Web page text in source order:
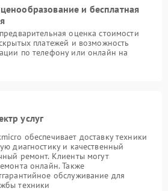
и бесплатная
оценка стоимости
платежей и возможность
по телефону или онлайн на
услуг
обеспечивает доставку техники
диагностику и качественный
ремонт. Клиенты могут
онлайн. Также
обслуживание для
техники